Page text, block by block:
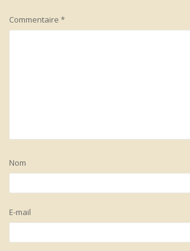
Commentaire *
Nom
E-mail